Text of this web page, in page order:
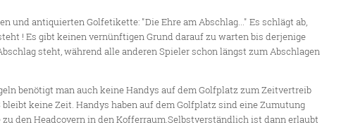
und antiquierten Golfetikette: "Die Ehre am Abschlag..." Es schlägt ab,
! Es gibt keinen vernünftigen Grund darauf zu warten bis derjenige
steht, während alle anderen Spieler schon längst zum Abschlagen
benötigt man auch keine Handys auf dem Golfplatz zum Zeitvertreib
keine Zeit. Handys haben auf dem Golfplatz sind eine Zumutung
zu den Headcovern in den Kofferraum.Selbstverständlich ist dann erlaubt